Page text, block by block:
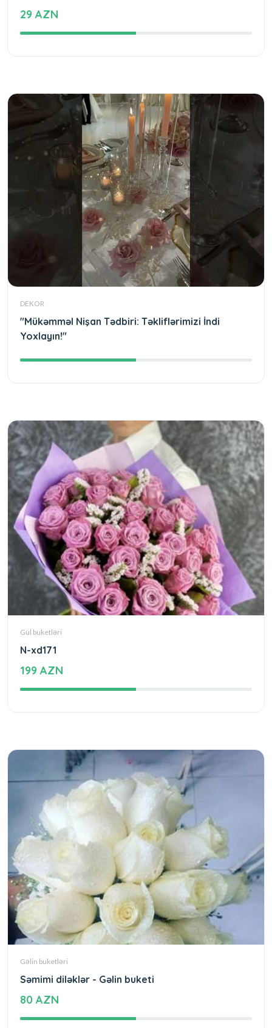
29 AZN
DEKOR
"Mükəmməl Nişan Tədbiri: Təkliflərimizi İndi
Yoxlayın!"
Gül buketləri
N-xd171
199 AZN
Gəlin buketləri
Səmimi diləklər - Gəlin buketi
80 AZN